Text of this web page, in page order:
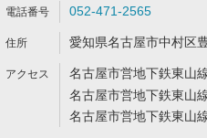
052-471-2565
愛知県名古屋市中村区
名古屋市営地下鉄東山
名古屋市営地下鉄東山
名古屋市営地下鉄東山